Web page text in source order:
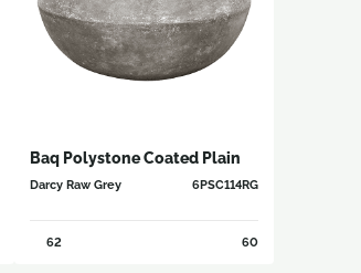
Baq Polystone Coated Plain
Darcy Raw Grey 6PSC114RG
62 60